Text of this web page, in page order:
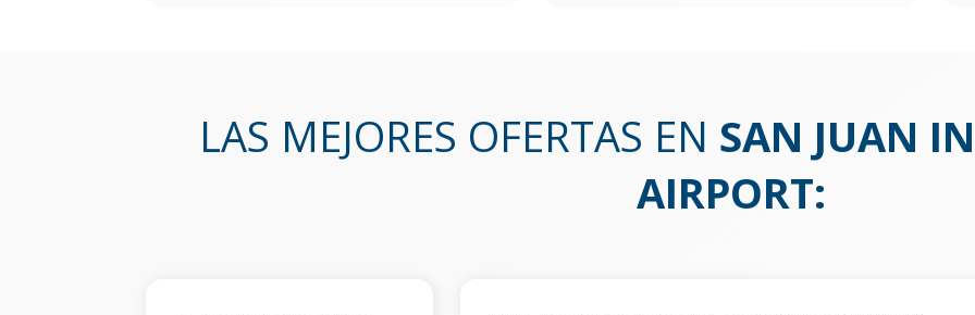
LAS MEJORES OFERTAS EN SAN JUAN
AIRPORT: